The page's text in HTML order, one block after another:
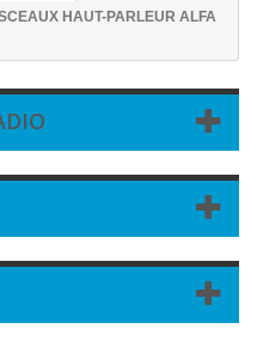
HAUT-PARLEUR ALFA